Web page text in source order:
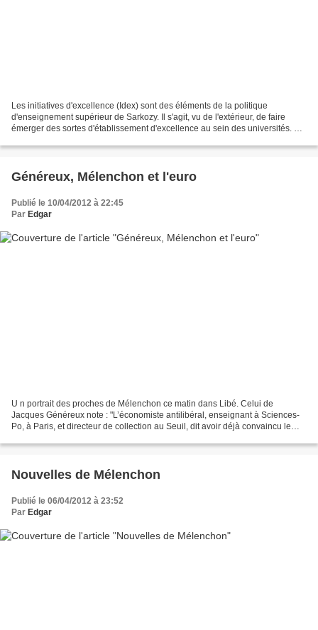
Les initiatives d'excellence (Idex) sont des éléments de la politique
d'enseignement supérieur de Sarkozy. Il s'agit, vu de l'extérieur, de faire
émerger des sortes d'établissement d'excellence au sein des universités. De
Généreux, Mélenchon et l'euro
Publié le 10/04/2012 à 22:45
Par Edgar
U n portrait des proches de Mélenchon ce matin dans Libé. Celui de
Jacques Généreux note : "L’économiste antilibéral, enseignant à Sciences-
Po, à Paris, et directeur de collection au Seuil, dit avoir déjà convaincu le
Nouvelles de Mélenchon
Publié le 06/04/2012 à 23:52
Par Edgar